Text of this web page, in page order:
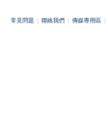
常見問題 聯絡我們 傳媒專用區